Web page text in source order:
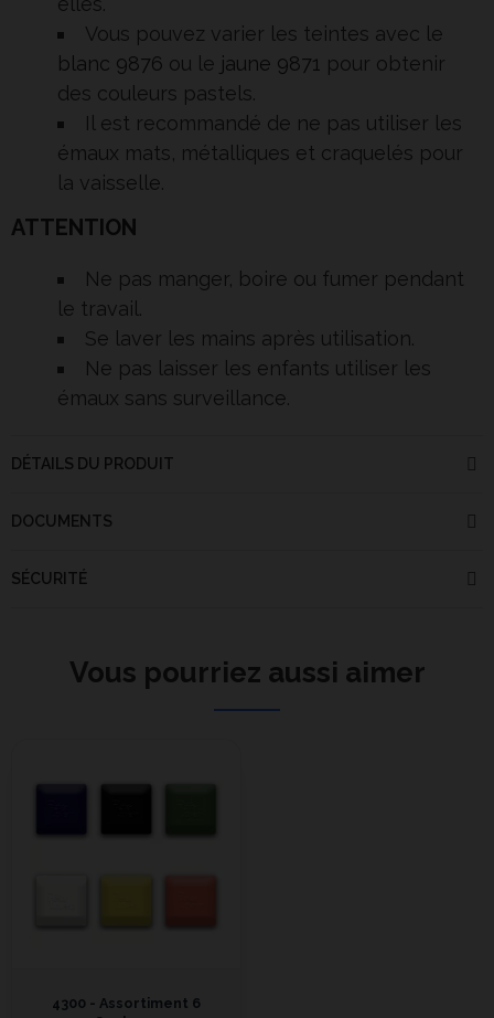
Vous pouvez varier les teintes avec le
blanc 9876 ou le jaune 9871 pour obtenir
des couleurs pastels.
Il est recommandé de ne pas utiliser les
émaux mats, métalliques et craquelés pour
la vaisselle.
ATTENTION
Ne pas manger, boire ou fumer pendant
le travail.
Se laver les mains après utilisation.
Ne pas laisser les enfants utiliser les
émaux sans surveillance.
DÉTAILS DU PRODUIT
DOCUMENTS
SÉCURITÉ
Vous pourriez aussi aimer
4300 - Assortiment 6